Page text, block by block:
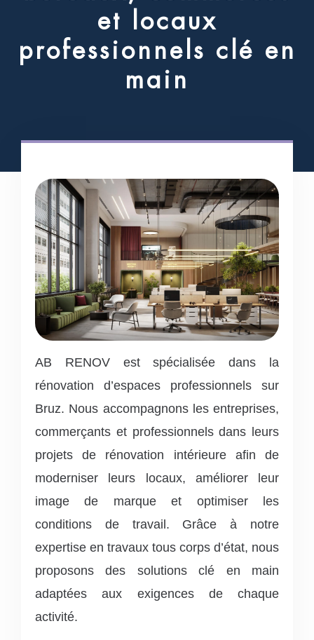
et ocaux
professionne s c é en
main
AB RENOV est spécialisée dans la
rénovation d’espaces professionnels sur
Bruz. Nous accompagnons les entreprises,
commerçants et professionnels dans leurs
projets de rénovation intérieure afin de
moderniser leurs locaux, améliorer leur
image de marque et optimiser les
conditions de travail. Grâce à notre
expertise en travaux tous corps d’état, nous
proposons des solutions clé en main
adaptées aux exigences de chaque
activité.